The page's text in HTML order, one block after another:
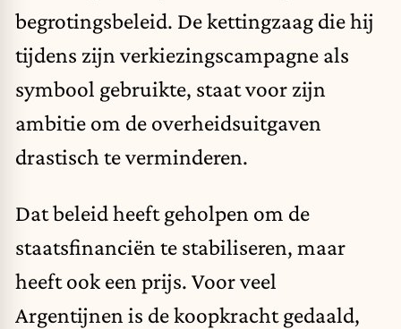
begrotingsbeleid. De kettingzaag die hij
tijdens zijn verkiezingscampagne als
symbool gebruikte, staat voor zijn
ambitie om de overheidsuitgaven
drastisch te verminderen.
Dat beleid heeft geholpen om de
staatsfinanciën te stabiliseren, maar
heeft ook een prijs. Voor veel
Argentijnen is de koopkracht gedaald,